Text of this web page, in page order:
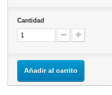
Cantidad
Añadir al carrito